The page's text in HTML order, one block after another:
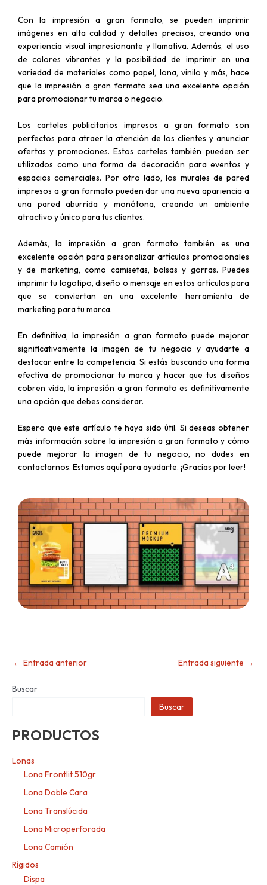
Con la impresión a gran formato, se pueden imprimir
imágenes en alta calidad y detalles precisos, creando una
experiencia visual impresionante y llamativa. Además, el uso
de colores vibrantes y la posibilidad de imprimir en una
variedad de materiales como papel, lona, vinilo y más, hace
que la impresión a gran formato sea una excelente opción
para promocionar tu marca o negocio.
Los carteles publicitarios impresos a gran formato son
perfectos para atraer la atención de los clientes y anunciar
ofertas y promociones. Estos carteles también pueden ser
utilizados como una forma de decoración para eventos y
espacios comerciales. Por otro lado, los murales de pared
impresos a gran formato pueden dar una nueva apariencia a
una pared aburrida y monótona, creando un ambiente
atractivo y único para tus clientes.
Además, la impresión a gran formato también es una
excelente opción para personalizar artículos promocionales
y de marketing, como camisetas, bolsas y gorras. Puedes
imprimir tu logotipo, diseño o mensaje en estos artículos para
que se conviertan en una excelente herramienta de
marketing para tu marca.
En definitiva, la impresión a gran formato puede mejorar
significativamente la imagen de tu negocio y ayudarte a
destacar entre la competencia. Si estás buscando una forma
efectiva de promocionar tu marca y hacer que tus diseños
cobren vida, la impresión a gran formato es definitivamente
una opción que debes considerar.
Espero que este artículo te haya sido útil. Si deseas obtener
más información sobre la impresión a gran formato y cómo
puede mejorar la imagen de tu negocio, no dudes en
contactarnos. Estamos aquí para ayudarte. ¡Gracias por leer!
← Entrada anterior Entrada siguiente →
Buscar
Buscar
PRODUCTOS
Lonas
Lona Frontlit 510gr
Lona Doble Cara
Lona Translúcida
Lona Microperforada
Lona Camión
Rígidos
Dispa